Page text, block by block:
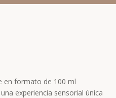
en formato de 100 ml
experiencia sensorial única